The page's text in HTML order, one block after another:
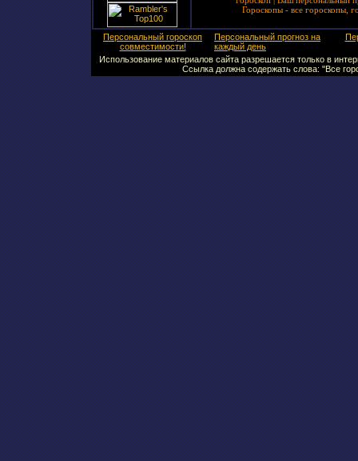
Гороскопы - все гороскопы,
Персональный гороскоп
совместимости!
Персональный прогноз на
каждый день
Использование материалов сайта разрешается только в
Ссылка должна содержать слова: "Все